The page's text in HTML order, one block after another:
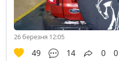
26 березня 12:05
49 14 0 0